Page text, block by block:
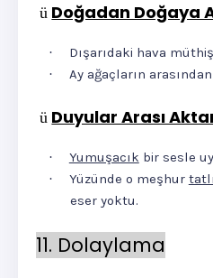
ü Doğadan Doğaya
· Dışarıdaki hava müthiş
· Ay ağaçların
ü Duyular Arası
· Yumuşacık bir sesle
· Yüzünde o meşhur tatlı
eser yoktu.
11. Dolaylama